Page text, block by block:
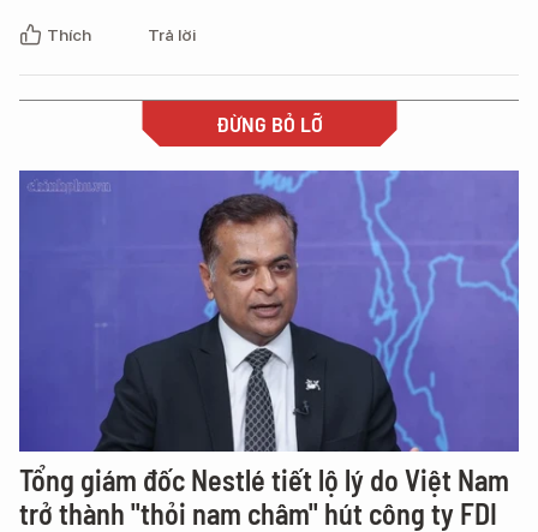
Thích Trả lời
ĐỪNG BỎ LỠ
Tổng giám đốc Nestlé tiết lộ lý do Việt Nam
trở thành "thỏi nam châm" hút công ty FDI